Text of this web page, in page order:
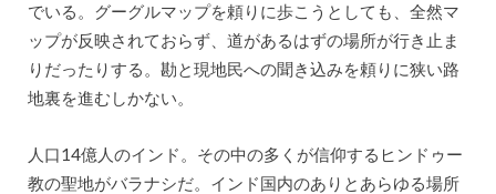
でいる。グーグルマップを頼りに歩こうとしても、全然マ
ップが反映されておらず、道があるはずの場所が行き止ま
りだったりする。勘と現地民への聞き込みを頼りに狭い路
地裏を進むしかない。
人口14億人のインド。その中の多くが信仰するヒンドゥー
教の聖地がバラナシだ。インド国内のありとあらゆる場所